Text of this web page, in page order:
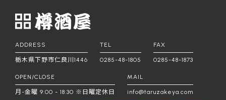
ADDRESS
栃木県下野市仁良川1446
TEL
0285-48-1805
FAX
0285-48-1873
OPEN/CLOSE
月-金曜 9:00 - 18:30 ※日曜定休日
MAIL
info@taruzakeya.com